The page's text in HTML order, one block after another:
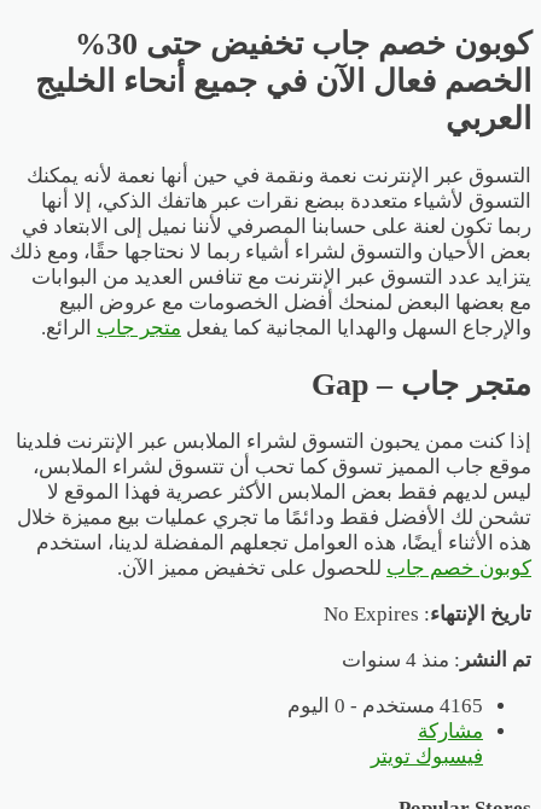
كوبون خصم جاب تخفيض حتى 30%
الخصم فعال الآن في جميع أنحاء الخليج
العربي
التسوق عبر الإنترنت نعمة ونقمة في حين أنها نعمة لأنه يمكنك
التسوق لأشياء متعددة ببضع نقرات عبر هاتفك الذكي، إلا أنها
ربما تكون لعنة على حسابنا المصرفي لأننا نميل إلى الابتعاد في
بعض الأحيان والتسوق لشراء أشياء ربما لا نحتاجها حقًا، ومع ذلك
يتزايد عدد التسوق عبر الإنترنت مع تنافس العديد من البوابات
مع بعضها البعض لمنحك أفضل الخصومات مع عروض البيع
والإرجاع السهل والهدايا المجانية كما يفعل متجر جاب الرائع.
متجر جاب – Gap
إذا كنت ممن يحبون التسوق لشراء الملابس عبر الإنترنت فلدينا
موقع جاب المميز تسوق كما تحب أن تتسوق لشراء الملابس،
ليس لديهم فقط بعض الملابس الأكثر عصرية فهذا الموقع لا
تشحن لك الأفضل فقط ودائمًا ما تجري عمليات بيع مميزة خلال
هذه الأثناء أيضًا، هذه العوامل تجعلهم المفضلة لدينا، استخدم
كوبون خصم جاب للحصول على تخفيض مميز الآن.
تاريخ الإنتهاء: No Expires
تم النشر : منذ 4 سنوات
4165 مستخدم - 0 اليوم
مشاركة
فيسبوك تويتر